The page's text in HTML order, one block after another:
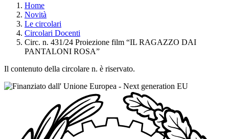
Home
Novità
Le circolari
Circolari Docenti
Circ. n. 431/24 Proiezione film “IL RAGAZZO DAI
PANTALONI ROSA”
Il contenuto della circolare n. è riservato.